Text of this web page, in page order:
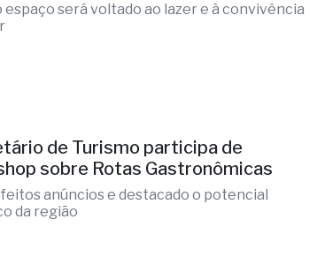
espaço será voltado ao lazer e à convivência
de Turismo participa de
sobre Rotas Gastronômicas
anúncios e destacado o potencial
da região